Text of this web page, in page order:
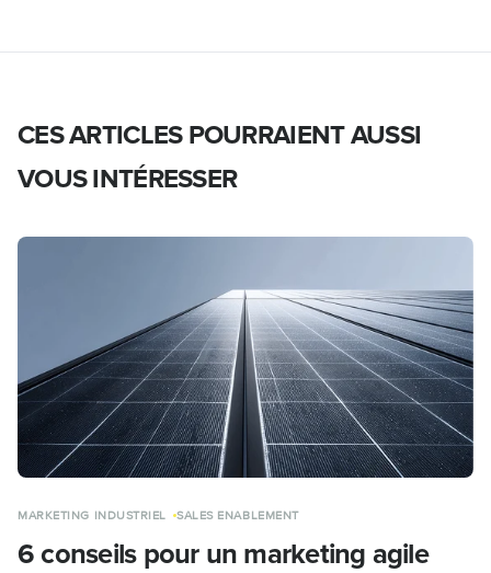
CES ARTICLES POURRAIENT AUSSI
VOUS INTÉRESSER
MARKETING INDUSTRIEL SALES ENABLEMENT
6 conseils pour un marketing agile